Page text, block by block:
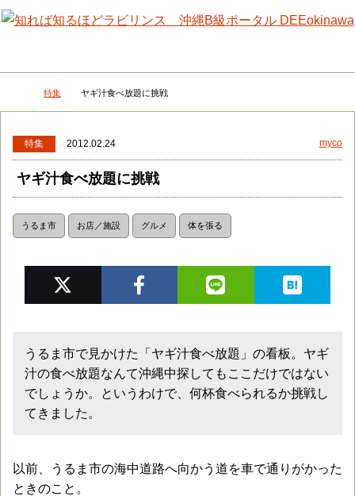
メニュー 検
DEEokinawaトップ
特集 ヤギ汁食べ放題に挑戦
特集 2012.02.24 myco
ヤギ汁食べ放題に挑戦
うるま市 お店／施設 グルメ 体を張る
うるま市で見かけた「ヤギ汁食べ放題」の看板。ヤギ
汁の食べ放題なんて沖縄中探してもここだけではない
でしょうか。というわけで、何杯食べられるか挑戦し
てきました。
以前、うるま市の海中道路へ向かう道を車で通りがかった
ときのこと。